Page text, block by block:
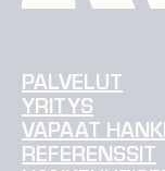
PALVELUT
YRITYS
VAPAAT
REFERENSSIT